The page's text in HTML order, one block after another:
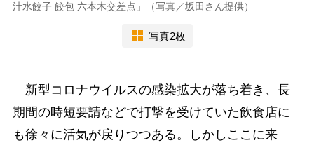
汁水餃子 餃包 六本木交差点」（写真／坂田さん提供）
写真2枚
新型コロナウイルスの感染拡大が落ち着き、長
期間の時短要請などで打撃を受けていた飲食店に
も徐々に活気が戻りつつある。しかしここに来